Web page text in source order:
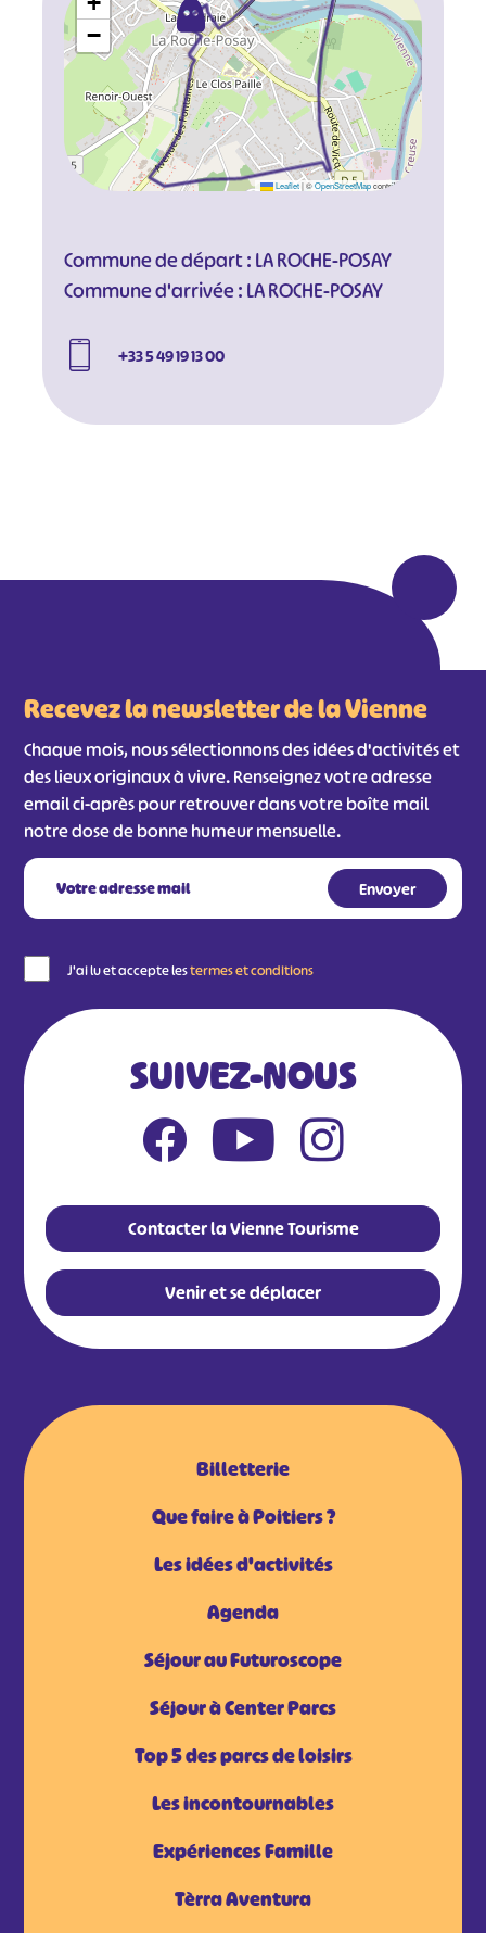
−
Leaflet |©OpenStreetMapcontributors
Commune de départ : LA ROCHE-POSAY
Commune d'arrivée : LA ROCHE-POSAY
+33 5 49 19 13 00
Recevez la newsletter de la Vienne
Chaque mois, nous sélectionnons des idées d'activités et
des lieux originaux à vivre. Renseignez votre adresse
email ci-après pour retrouver dans votre boîte mail
notre dose de bonne humeur mensuelle.
J'ai lu et accepte lestermes et conditions
SUIVEZ-NOUS
Contacter la Vienne Tourisme
Venir et se déplacer
Billetterie
Que faire à Poitiers ?
Les idées d'activités
Agenda
Séjour au Futuroscope
Séjour à Center Parcs
Top 5 des parcs de loisirs
Les incontournables
Expériences Famille
Tèrra Aventura
#
#